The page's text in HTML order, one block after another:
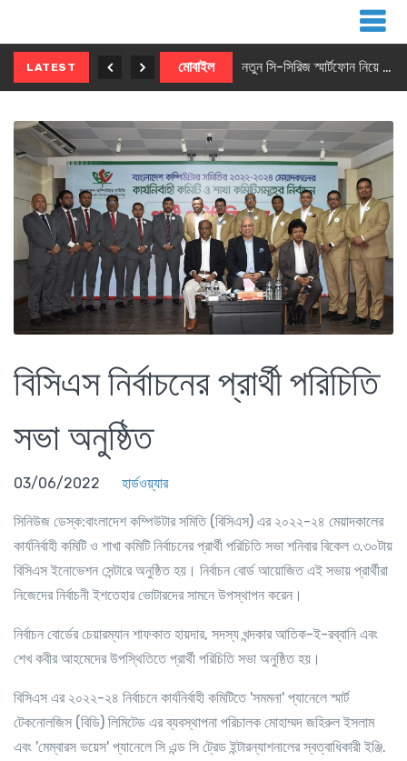
LATEST মোবাইল নতুন সি-সিরিজ স্মার্টফোন নিয়ে আসছে রিয়েলমি
বিসিএস নির্বাচনের প্রার্থী পরিচিতি
সভা অনুষ্ঠিত
03/06/2022 হার্ডওয়্যার
সিনিউজ ডেস্ক:বাংলাদেশ কম্পিউটার সমিতি (বিসিএস) এর ২০২২-২৪ মেয়াদকালের
কার্যনির্বাহী কমিটি ও শাখা কমিটি নির্বাচনের প্রার্থী পরিচিতি সভা শনিবার বিকেল ৩.৩০টায়
বিসিএস ইনোভেশন সেন্টারে অনুষ্ঠিত হয়। নির্বাচন বোর্ড আয়োজিত এই সভায় প্রার্থীরা
নিজেদের নির্বাচনী ইশতেহার ভোটারদের সামনে উপস্থাপন করেন।
নির্বাচন বোর্ডের চেয়ারম্যান শাফকাত হায়দার, সদস্য খন্দকার আতিক-ই-রব্বানি এবং
শেখ কবীর আহমেদের উপস্থিতিতে প্রার্থী পরিচিতি সভা অনুষ্ঠিত হয়।
বিসিএস এর ২০২২-২৪ নির্বাচনে কার্যনির্বাহী কমিটিতে 'সমমনা' প্যানেলে স্মার্ট
টেকনোলজিস (বিডি) লিমিটেড এর ব্যবস্থাপনা পরিচালক মোহাম্মদ জহিরুল ইসলাম
এবং 'মেম্বারস ভয়েস' প্যানেলে সি এন্ড সি ট্রেড ইন্টারন্যাশনালের স্বত্বাধিকারী ইঞ্জি.